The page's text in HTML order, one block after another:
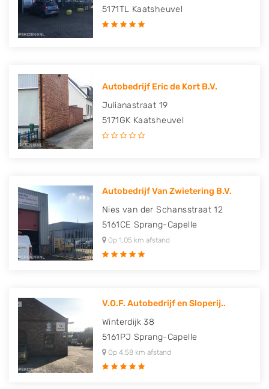
5171TL Kaatsheuvel
Autobedrijf Eric de Kort B.V.
Julianastraat 19
5171GK Kaatsheuvel
Autobedrijf Van Zwietering B.V.
Nies van der Schansstraat 12
5161CE Sprang-Capelle
Op 1,05 km afstand
V.O.F. Autobedrijf en Sloperij..
Winterdijk 38
5161PJ Sprang-Capelle
Op 4,58 km afstand